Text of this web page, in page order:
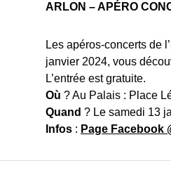
ARLON – APÉRO
Les apéros-concerts de
janvier 2024, vous
L’entrée est gratuite.
Où ? Au Palais : Place
Quand ? Le samedi 13
Infos : Page Facebook